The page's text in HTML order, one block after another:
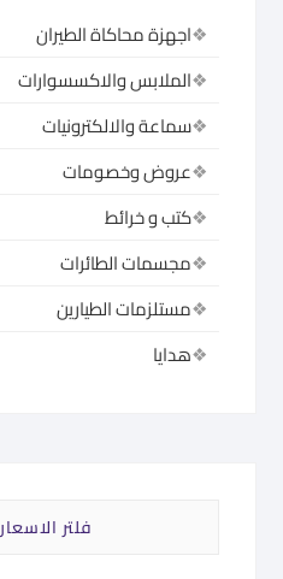
اجهزة محاكاة الطيران
الملابس والاكسسوارات
سماعة والالكترونيات
عروض وخصومات
كتب و خرائط
مجسمات الطائرات
مستلزمات الطيارين
هدايا
فلتر الاسعار